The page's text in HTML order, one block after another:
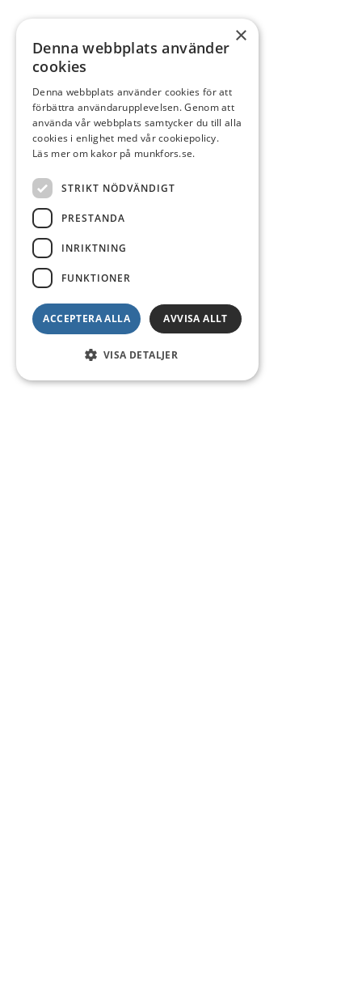
×
Denna webbplats använder
cookies
Denna webbplats använder cookies för att
förbättra användarupplevelsen. Genom att
använda vår webbplats samtycker du till alla
cookies i enlighet med vår cookiepolicy.
Läs mer om kakor på munkfors.se.
STRIKT NÖDVÄNDIGT
PRESTANDA
INRIKTNING
FUNKTIONER
ACCEPTERA ALLA AVVISA ALLT
VISA DETALJER